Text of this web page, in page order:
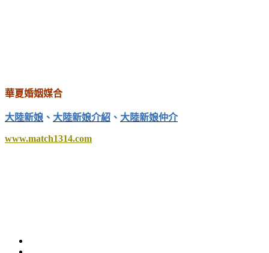
華夏婚姻媒合
大陸新娘 、 大陸新娘介紹 、 大陸新娘仲介
www.match1314.com